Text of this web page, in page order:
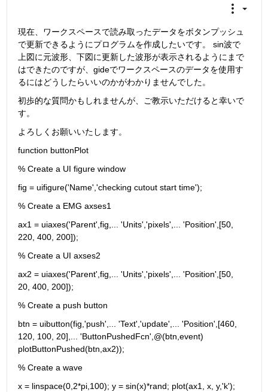
現在、ワークスペースで読み取ったデータをボタンプッシュ
で更新できるようにプログラムを作成したいです。 sin波で
上図に元波形、下図に更新した波形が表示されるようにまで
はできたのですが、gideでワークスペースのデータを使用す
るにはどうしたらいいのかがわかりませんでした。
初歩的な質問かもしれませんが、ご教示いただけると幸いで
す。
よろしくお願いいたします。
function buttonPlot
% Create a UI figure window
fig = uifigure('Name','checking cutout start time');
% Create a EMG axses1
ax1 = uiaxes('Parent',fig,... 'Units','pixels',... 'Position',[50,
220, 400, 200]);
% Create a UI axses2
ax2 = uiaxes('Parent',fig,... 'Units','pixels',... 'Position',[50,
20, 400, 200]);
% Create a push button
btn = uibutton(fig,'push',... 'Text','update',... 'Position',[460,
120, 100, 20],... 'ButtonPushedFcn',@(btn,event)
plotButtonPushed(btn,ax2));
% Create a wave
x = linspace(0,2*pi,100); y = sin(x)*rand; plot(ax1, x, y,'k');